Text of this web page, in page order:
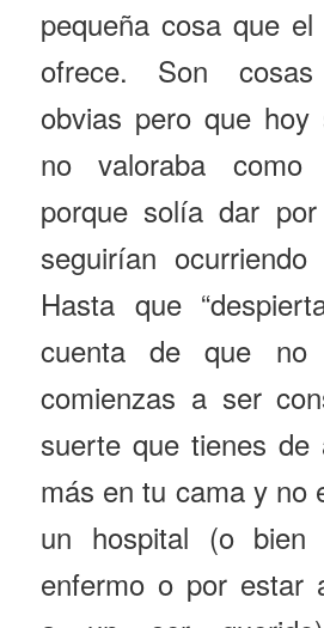
pequeña cosa que
ofrece. Son
obvias pero que
no valoraba como
porque solía dar
seguirían
Hasta que
cuenta de que
comienzas a ser
suerte que tienes de
más en tu cama y no
un hospital (o
enfermo o por estar